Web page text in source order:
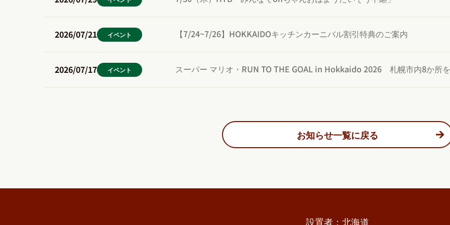
2026/07/21 イベント 【7/24~7/26】HOKKAIDOキッチンカーニバル割引特典のご案内
2026/07/17 イベント スーパー マリオ・RUN TO THE GOAL in Hokkaido 2026 札幌市内8か所
お知らせ一覧に戻る
設置者：北海道